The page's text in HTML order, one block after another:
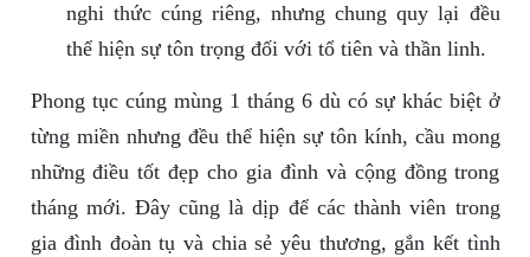
nghi thức cúng riêng, nhưng chung quy lại đều
thể hiện sự tôn trọng đối với tổ tiên và thần linh.
Phong tục cúng mùng 1 tháng 6 dù có sự khác biệt ở
từng miền nhưng đều thể hiện sự tôn kính, cầu mong
những điều tốt đẹp cho gia đình và cộng đồng trong
tháng mới. Đây cũng là dịp để các thành viên trong
gia đình đoàn tụ và chia sẻ yêu thương, gắn kết tình